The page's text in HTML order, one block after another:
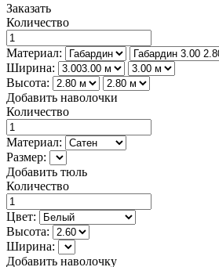
Заказать
Количество
Материал:
Ширина:
Высота:
Добавить наволочки
Количество
Материал:
Размер:
Добавить тюль
Количество
Цвет:
Высота:
Ширина:
Добавить наволочку